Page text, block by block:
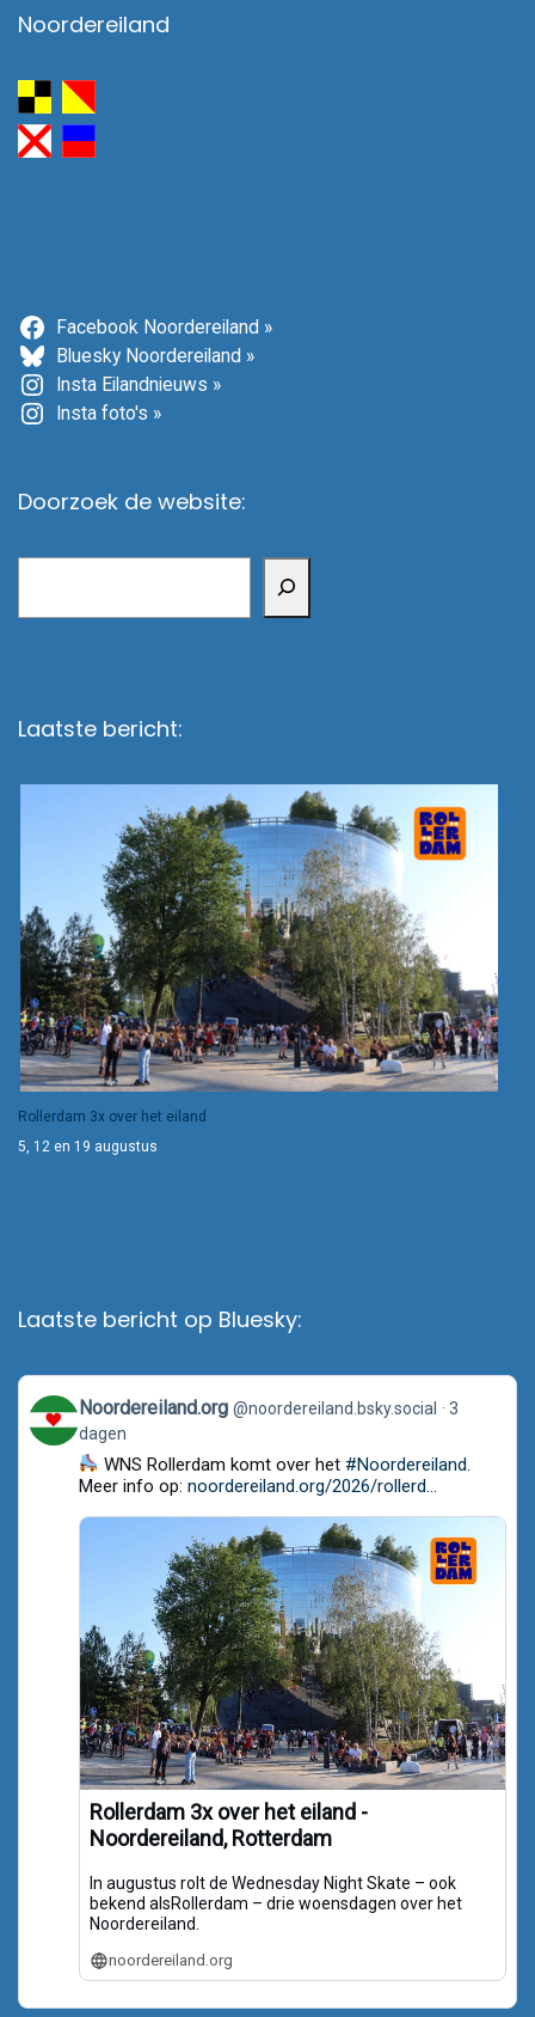
Noordereiland
Facebook Noordereiland »
Bluesky Noordereiland »
Insta Eilandnieuws »
Insta foto's »
Doorzoek de website:
Laatste bericht:
Rollerdam 3x over het eiland
5, 12 en 19 augustus
Laatste bericht op Bluesky:
View
post
by
Noordereiland.org
Bluesky
Noordereiland.org @noordereiland.bsky.social
3
dagen
WNS Rollerdam komt over het #Noordereiland
Meer info op: noordereiland.org/2026/rollerd...
Rollerdam 3x over het eiland -
Noordereiland, Rotterdam
In augustus rolt de Wednesday Night Skate – ook
bekend alsRollerdam – drie woensdagen over het
Noordereiland.
noordereiland.org